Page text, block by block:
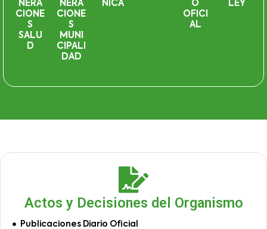
NERA
CIONE
S
SALU
D
NERA
CIONE
S
MUNI
CIPALI
DAD
NICA
O
OFICI
AL
LEY
Actos y Decisiones del Organismo
Publicaciones Diario Oficial